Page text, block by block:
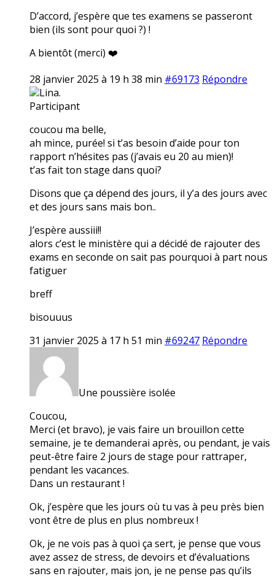
D’accord, j’espère que tes examens se passeront
bien (ils sont pour quoi ?) !
A bientôt (merci) ❤️
28 janvier 2025 à 19 h 38 min #69173 Répondre
Lina.
Participant
coucou ma belle,
ah mince, purée! si t’as besoin d’aide pour ton
rapport n’hésites pas (j’avais eu 20 au mien)!
t’as fait ton stage dans quoi?
Disons que ça dépend des jours, il y’a des jours avec
et des jours sans mais bon..
J’espère aussiii!!
alors c’est le ministère qui a décidé de rajouter des
exams en seconde on sait pas pourquoi à part nous
fatiguer
breff
bisouuus
31 janvier 2025 à 17 h 51 min #69247 Répondre
Une poussière isolée
Coucou,
Merci (et bravo), je vais faire un brouillon cette
semaine, je te demanderai après, ou pendant, je vais
peut-être faire 2 jours de stage pour rattraper,
pendant les vacances.
Dans un restaurant !
Ok, j’espère que les jours où tu vas à peu près bien
vont être de plus en plus nombreux !
Ok, je ne vois pas à quoi ça sert, je pense que vous
avez assez de stress, de devoirs et d’évaluations
sans en rajouter, mais jon, je ne pense pas qu’ils